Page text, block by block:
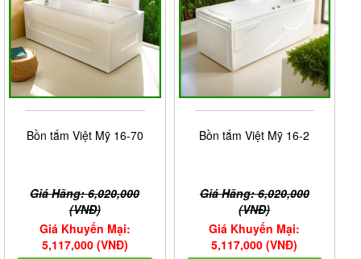
Bồn tắm Việt Mỹ 16-70
Giá Hãng: 6,020,000
(VNĐ)
Giá Khuyến Mại:
5,117,000 (VNĐ)
Bồn tắm Việt Mỹ 16-2
Giá Hãng: 6,020,000
(VNĐ)
Giá Khuyến Mại:
5,117,000 (VNĐ)